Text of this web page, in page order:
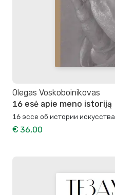
Olegas Voskoboinikovas
16 esė apie meno istoriją
16 эссе об истории искусства
€ 36,00